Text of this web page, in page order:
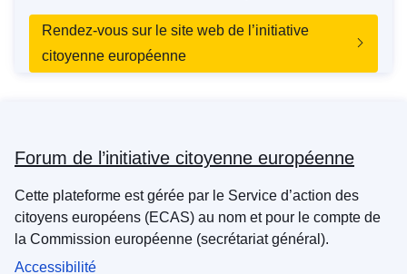
Rendez-vous sur le site web de l’initiative
citoyenne européenne
Forum de l’initiative citoyenne européenne
Cette plateforme est gérée par le Service d’action des
citoyens européens (ECAS) au nom et pour le compte de
la Commission européenne (secrétariat général).
Accessibilité